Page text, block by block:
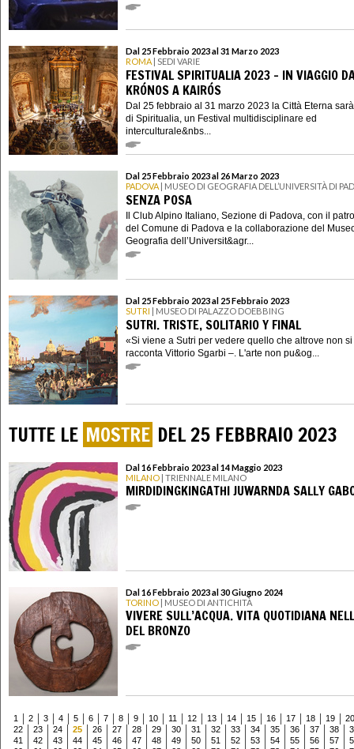
Dal 25 Febbraio 2023 al 31 Marzo 2023
ROMA | SEDI VARIE
FESTIVAL SPIRITUALIA 2023 - IN VIAGGIO
KRÓNOS A KAIRÓS
Dal 25 febbraio al 31 marzo 2023 la Città Eterna
di Spiritualia, un Festival multidisciplinare ed
interculturale&nbs...
Dal 25 Febbraio 2023 al 26 Marzo 2023
PADOVA | MUSEO DI GEOGRAFIA DELL’UNIVERSITÀ DI
SENZA POSA
Il Club Alpino Italiano, Sezione di Padova, con il
del Comune di Padova e la collaborazione del
Geografia dell’Universit&agr...
Dal 25 Febbraio 2023 al 25 Febbraio 2023
SUTRI | MUSEO DI PALAZZO DOEBBING
SUTRI. TRISTE, SOLITARIO Y FINAL
«Si viene a Sutri per vedere quello che altrove non
racconta Vittorio Sgarbi –. L'arte non pu&og...
TUTTE LE MOSTRE DEL 25 FEBBRAIO 2023
Dal 16 Febbraio 2023 al 14 Maggio 2023
MILANO | TRIENNALE MILANO
MIRDIDINGKINGATHI JUWARNDA SALLY
Dal 16 Febbraio 2023 al 30 Giugno 2024
TORINO | MUSEO DI ANTICHITÀ
VIVERE SULL’ACQUA. VITA QUOTIDIANA
DEL BRONZO
1 2 3 4 5 6 7 8 9 10 11 12 13 14 15 16 17 18 19
20
22
23 24 25 26 27 28 29 30 31 32 33 34 35 36 37 38
41
42 43 44 45 46 47 48 49 50 51 52 53 54 55 56 57